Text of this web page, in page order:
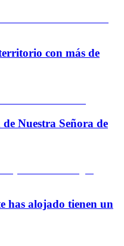
con más de
Nuestra Señora de
has alojado tienen un